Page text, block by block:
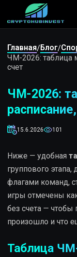
Главная/Блог/
ЧМ-2026: таблица
счет
ЧМ-2026:
15.6.2026 101
Ниже — удобная
группового
флагами команд,
игры отмечены
без счета — чтобы
произошло и что
Таблица